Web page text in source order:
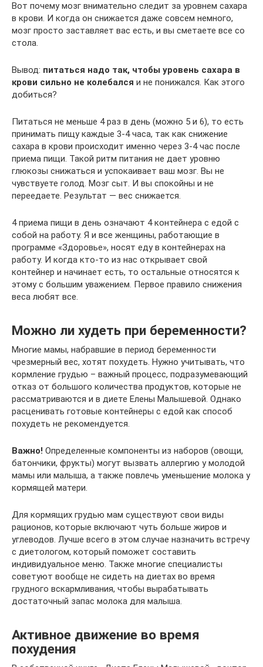
Вот почему мозг внимательно следит за уровнем сахара
в крови. И когда он снижается даже совсем немного,
мозг просто заставляет вас есть, и вы сметаете все со
стола.
Вывод: питаться надо так, чтобы уровень сахара в
крови сильно не колебался и не понижался. Как этого
добиться?
Питаться не меньше 4 раз в день (можно 5 и 6), то есть
принимать пищу каждые 3-4 часа, так как снижение
сахара в крови происходит именно через 3-4 час после
приема пищи. Такой ритм питания не дает уровню
глюкозы снижаться и успокаивает ваш мозг. Вы не
чувствуете голод. Мозг сыт. И вы спокойны и не
переедаете. Результат — вес снижается.
4 приема пищи в день означают 4 контейнера с едой с
собой на работу. Я и все женщины, работающие в
программе «Здоровье», носят еду в контейнерах на
работу. И когда кто-то из нас открывает свой
контейнер и начинает есть, то остальные относятся к
этому с большим уважением. Первое правило снижения
веса любят все.
Можно ли худеть при беременности?
Многие мамы, набравшие в период беременности
чрезмерный вес, хотят похудеть. Нужно учитывать, что
кормление грудью – важный процесс, подразумевающий
отказ от большого количества продуктов, которые не
рассматриваются и в диете Елены Малышевой. Однако
расценивать готовые контейнеры с едой как способ
похудеть не рекомендуется.
Важно! Определенные компоненты из наборов (овощи,
батончики, фрукты) могут вызвать аллергию у молодой
мамы или малыша, а также повлечь уменьшение молока у
кормящей матери.
Для кормящих грудью мам существуют свои виды
рационов, которые включают чуть больше жиров и
углеводов. Лучше всего в этом случае назначить встречу
с диетологом, который поможет составить
индивидуальное меню. Также многие специалисты
советуют вообще не сидеть на диетах во время
грудного вскармливания, чтобы вырабатывать
достаточный запас молока для малыша.
Активное движение во время
похудения